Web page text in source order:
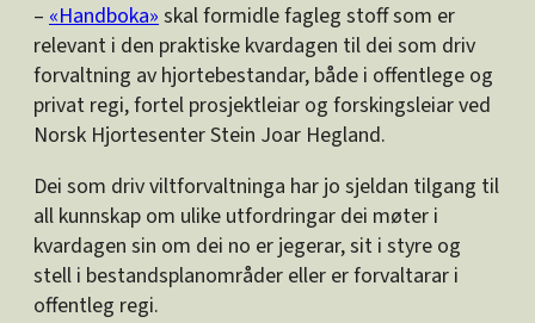
– «Handboka»skal formidle fagleg stoff som er
relevant i den praktiske kvardagen til dei som driv
forvaltning av hjortebestandar, både i offentlege og
privat regi, fortel prosjektleiar og forskingsleiar ved
Norsk Hjortesenter Stein Joar Hegland.
Dei som driv viltforvaltninga har jo sjeldan tilgang til
all kunnskap om ulike utfordringar dei møter i
kvardagen sin om dei no er jegerar, sit i styre og
stell i bestandsplanområder eller er forvaltarar i
offentleg regi.